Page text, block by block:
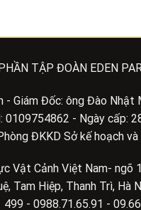
TẬP ĐOÀN EDEN
- Giám Đốc: ông Đào Nhật
0109754862 - Ngày cấp:
ĐKKD Sở kế hoạch
Vật Cảnh Việt Nam- ngõ
Tam Hiệp, Thanh Trì, Hà
- 0988.71.65.91 -